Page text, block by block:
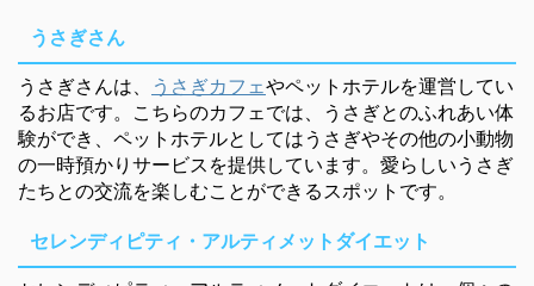
うさぎさん
うさぎさんは、 うさぎカフェやペットホテルを運営してい
るお店です。こちらのカフェでは、うさぎとのふれあい体
験ができ、ペットホテルとしてはうさぎやその他の小動物
の一時預かりサービスを提供しています。愛らしいうさぎ
たちとの交流を楽しむことができるスポットです。
セレンディピティ・アルティメットダイエット